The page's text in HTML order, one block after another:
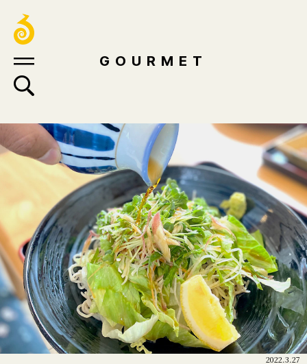
GOURMET
2022.3.27